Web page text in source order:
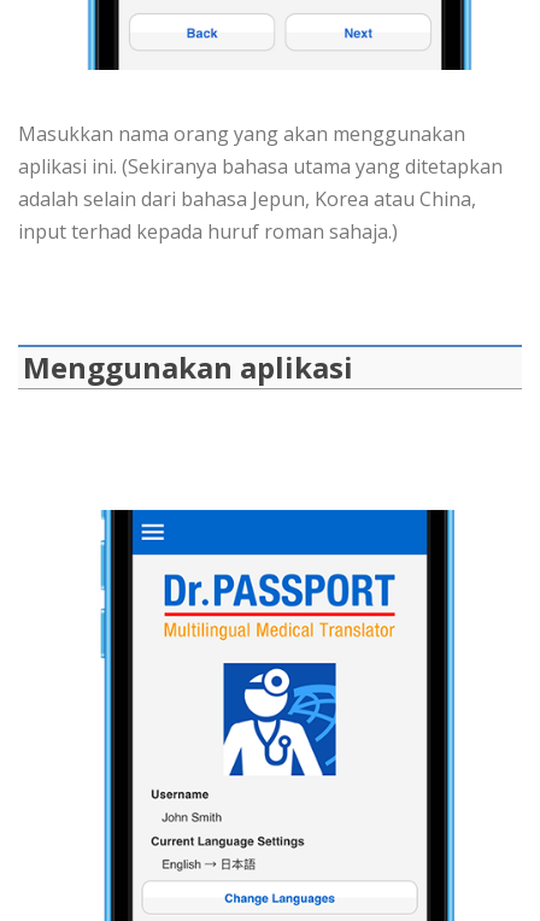
Masukkan nama orang yang akan menggunakan
aplikasi ini. (Sekiranya bahasa utama yang ditetapkan
adalah selain dari bahasa Jepun, Korea atau China,
input terhad kepada huruf roman sahaja.)
Menggunakan aplikasi